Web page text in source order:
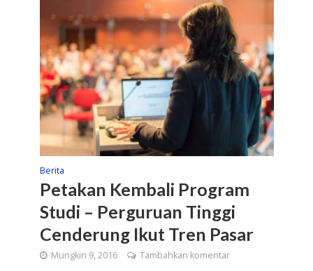
Berita
Petakan Kembali Program
Studi – Perguruan Tinggi
Cenderung Ikut Tren Pasar
Mungkin 9, 2016 Tambahkan komentar